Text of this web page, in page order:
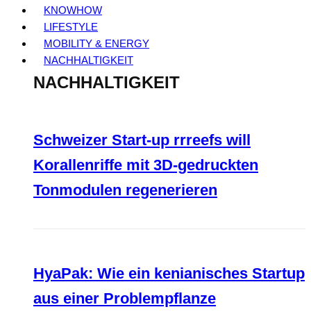
KNOWHOW
LIFESTYLE
MOBILITY & ENERGY
NACHHALTIGKEIT
NACHHALTIGKEIT
Schweizer Start-up rrreefs will
Korallenriffe mit 3D-gedruckten
Tonmodulen regenerieren
HyaPak: Wie ein kenianisches Startup
aus einer Problempflanze